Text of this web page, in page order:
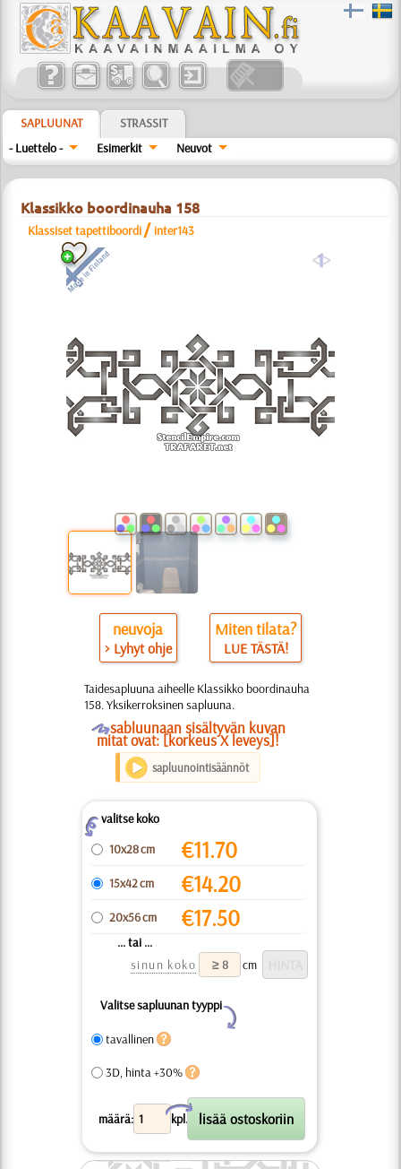
SAPLUUNAT
STRASSIT
- Luettelo -
Esimerkit Neuvot
Klassikko boordinauha 158
Klassiset tapettiboordi / inter143
a
neuvoja
> Lyhyt ohje
Miten tilata?
LUE TÄSTÄ!
Taidesapluuna aiheelle Klassikko boordinauha
158. Yksikerroksinen sapluuna.
Osabluunaan sisältyvän kuvan
mitat ovat: [korkeus X leveys]!
sapluunointisäännöt
Zvalitse koko
10x28 cm
€11.70
15x42 cm €14.20
20x56 cm €17.50
... tai ...
sinun koko
cm
Valitse sapluunan tyyppi
Y
tavallinen
3D, hinta +30%
määrä: kpl.
X